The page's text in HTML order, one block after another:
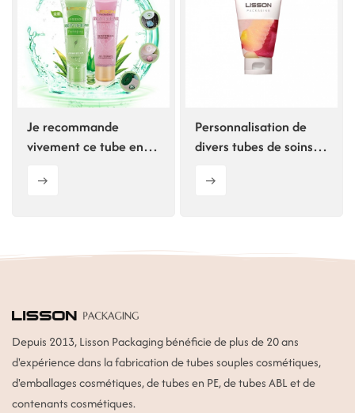
한국의
ไทย
Je recommande
vivement ce tube en
les soins de la peau.
Personnalisation de
divers tubes de soins
impression
Depuis 2013, Lisson Packaging bénéficie de plus de 20 ans
d'expérience dans la fabrication de tubes souples cosmétiques,
d'emballages cosmétiques, de tubes en PE, de tubes ABL et de
contenants cosmétiques.